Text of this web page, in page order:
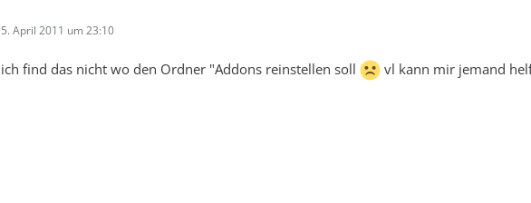
5. April 2011 um 23:10
ich find das nicht wo den Ordner "Addons reinstellen soll vl kann mir jemand